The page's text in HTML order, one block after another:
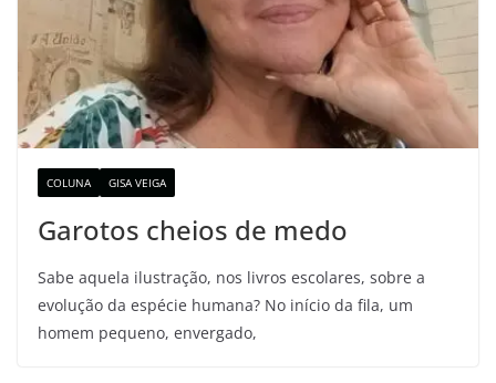
COLUNA GISA VEIGA
Garotos cheios de medo
Sabe aquela ilustração, nos livros escolares, sobre a
evolução da espécie humana? No início da fila, um
homem pequeno, envergado,